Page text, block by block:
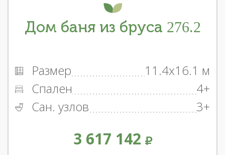
Дом баня из бруса 276.2
Размер
11.4x16.1 м
Спален
4+
Сан. узлов
3+
3 617 142